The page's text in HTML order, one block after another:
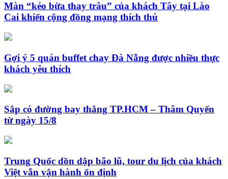
Màn “kéo bừa thay trâu” của khách Tây tại Lào
Cai khiến cộng đồng mạng thích thú
Gợi ý 5 quán buffet chay Đà Nẵng được nhiều thực
khách yêu thích
Sắp có đường bay thẳng TP.HCM – Thâm Quyến
từ ngày 15/8
Trung Quốc dồn dập bão lũ, tour du lịch của khách
Việt vẫn vận hành ổn định